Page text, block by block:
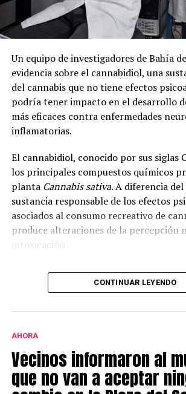
Un equipo de investigadores de Bahía
evidencia sobre el cannabidiol, una
del cannabis que no tiene efectos
podría tener impacto en el desarrollo
más eficaces contra enfermedades
inflamatorias.
El cannabidiol, conocido por sus siglas
los principales compuestos químicos
planta Cannabis sativa. A diferencia del
sustancia responsable de los efectos
asociados al consumo recreativo de
produce alteraciones de la percepción
Cecilia Bouzat, profesora de la UNS e
superior del CONICET, explicó que en
7, una molécula que interviene en la
Según explicó, “todavía no hay
para este receptor. Por eso lo estamos
CONTINUAR LEYENDO
AHORA
Vecinos informaron al
que no van a aceptar